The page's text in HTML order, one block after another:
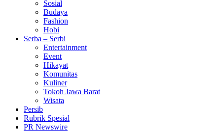
Sosial
Budaya
Fashion
Hobi
Serba – Serbi
Entertainment
Event
Hikayat
Komunitas
Kuliner
Tokoh Jawa Barat
Wisata
Persib
Rubrik Spesial
PR Newswire